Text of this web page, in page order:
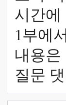
시간에
1부에
내용은
질문